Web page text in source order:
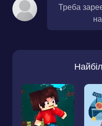
Треба